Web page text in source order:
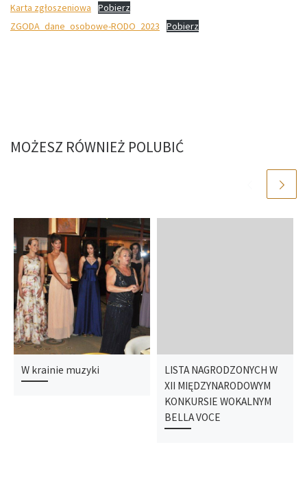
Karta zgłoszeniowa
Pobierz
ZGODA_dane_osobowe-RODO_2023
Pobierz
MOŻESZ RÓWNIEŻ POLUBIĆ
W krainie muzyki
LISTA NAGRODZONYCH W
XII MIĘDZYNARODOWYM
KONKURSIE WOKALNYM
BELLA VOCE